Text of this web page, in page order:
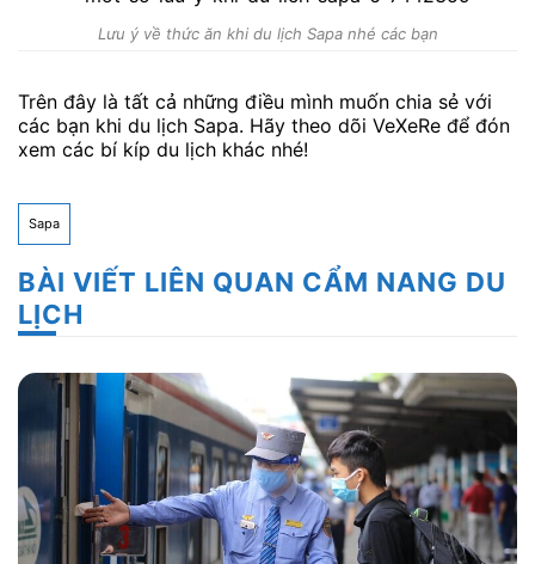
Lưu ý về thức ăn khi du lịch Sapa nhé các bạn
Trên đây là tất cả những điều mình muốn chia sẻ với
các bạn khi du lịch Sapa. Hãy theo dõi VeXeRe để đón
xem các bí kíp du lịch khác nhé!
Sapa
BÀI VIẾT LIÊN QUAN CẨM NANG DU
LỊCH